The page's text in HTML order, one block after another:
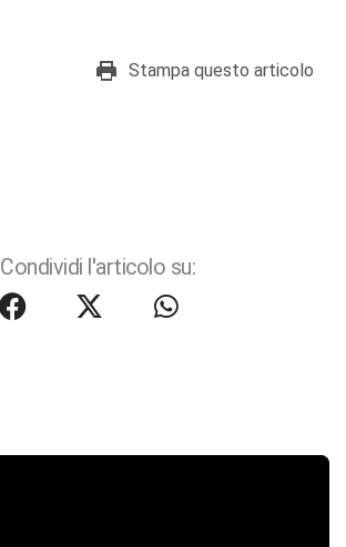
Stampa questo articolo
Condividi l'articolo su: